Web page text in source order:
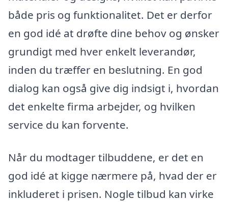
både pris og funktionalitet. Det er derfor
en god idé at drøfte dine behov og ønsker
grundigt med hver enkelt leverandør,
inden du træffer en beslutning. En god
dialog kan også give dig indsigt i, hvordan
det enkelte firma arbejder, og hvilken
service du kan forvente.
Når du modtager tilbuddene, er det en
god idé at kigge nærmere på, hvad der er
inkluderet i prisen. Nogle tilbud kan virke